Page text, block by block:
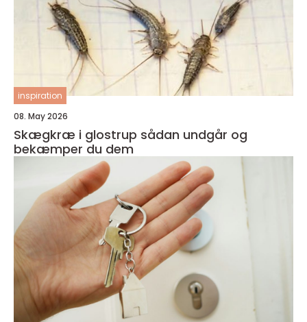
inspiration
08. May 2026
Skægkræ i glostrup sådan undgår og
bekæmper du dem